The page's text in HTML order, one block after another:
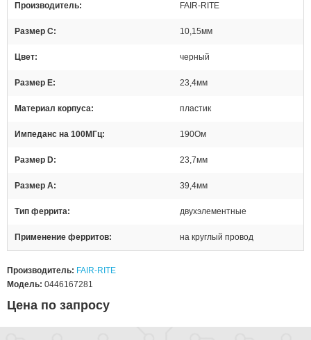
Производитель FAIR-RITE
Размер С 10,15мм
Цвет черный
Размер Е 23,4мм
Материал корпуса пластик
Импеданс на 100МГц 190Ом
Размер D 23,7мм
Размер А 39,4мм
Тип феррита двухэлементные
Применение ферритов на круглый провод
Производитель: FAIR-RITE
Модель: 0446167281
Цена по запросу